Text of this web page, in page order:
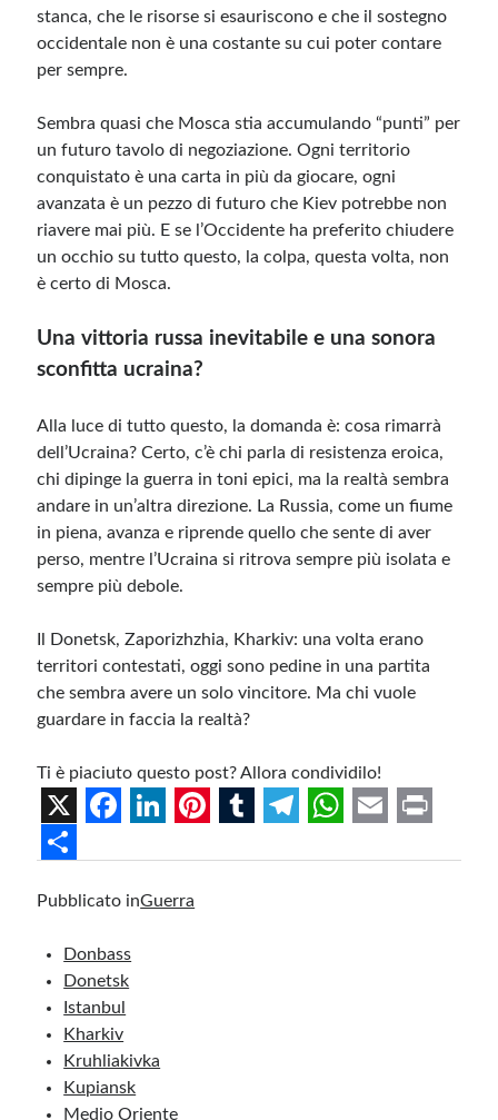
stanca, che le risorse si esauriscono e che il sostegno
occidentale non è una costante su cui poter contare
per sempre.
Sembra quasi che Mosca stia accumulando “punti” per
un futuro tavolo di negoziazione. Ogni territorio
conquistato è una carta in più da giocare, ogni
avanzata è un pezzo di futuro che Kiev potrebbe non
riavere mai più. E se l’Occidente ha preferito chiudere
un occhio su tutto questo, la colpa, questa volta, non
è certo di Mosca.
Una vittoria russa inevitabile e una sonora
sconfitta ucraina?
Alla luce di tutto questo, la domanda è: cosa rimarrà
dell’Ucraina? Certo, c’è chi parla di resistenza eroica,
chi dipinge la guerra in toni epici, ma la realtà sembra
andare in un’altra direzione. La Russia, come un fiume
in piena, avanza e riprende quello che sente di aver
perso, mentre l’Ucraina si ritrova sempre più isolata e
sempre più debole.
Il Donetsk, Zaporizhzhia, Kharkiv: una volta erano
territori contestati, oggi sono pedine in una partita
che sembra avere un solo vincitore. Ma chi vuole
guardare in faccia la realtà?
Ti è piaciuto questo post? Allora condividilo!
X
c
e
b
o
o
k
n
k
I
n
n
h
a
r
e
Pubblicato inGuerra
Donbass
Donetsk
Istanbul
Kharkiv
Kruhliakivka
Kupiansk
Medio Oriente